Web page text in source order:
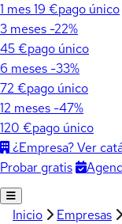
1 mes19 €pago único
3 meses -22%
45 €pago único
6 meses -33%
72 €pago único
12 meses -47%
120 €pago único
¿Empresa? Ver
Probar gratis
Inicio Empresas